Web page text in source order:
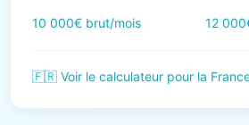
10 000€ brut/mois 12
🇫🇷 Voir le calculateur pour la